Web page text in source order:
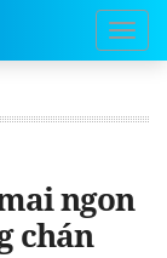
ngon
chán